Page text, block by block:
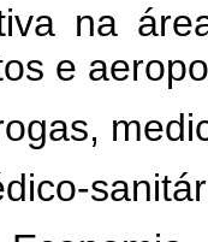
na
e